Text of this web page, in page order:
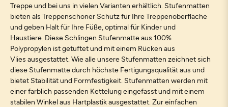
Treppe und bei uns in vielen Varianten erhältlich. Stufenmatten
bieten als Treppenschoner Schutz für Ihre Treppenoberfläche
und geben Halt für Ihre Füße, optimal für Kinder und
Haustiere. Diese Schlingen Stufenmatte aus 100%
Polypropylen ist getuftet und mit einem Rücken aus
Vlies ausgestattet. Wie alle unsere Stufenmatten zeichnet sich
diese Stufenmatte durch höchste Fertigungsqualität aus und
bietet Stabilität und Formfestigkeit. Stufenmatten werden mit
einer farblich passenden Kettelung eingefasst und mit einem
stabilen Winkel aus Hartplastik ausgestattet. Zur einfachen